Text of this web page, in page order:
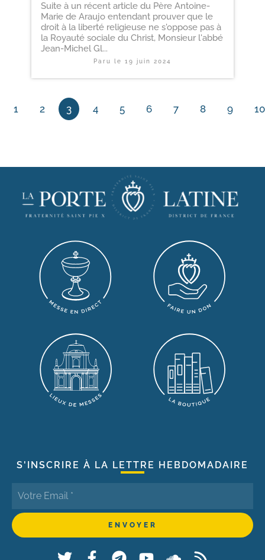
Suite à un récent article du Père Antoine-
Marie de Araujo entendant prouver que le
droit à la liberté religieuse ne s'oppose pas à
la Royauté sociale du Christ, Monsieur l'abbé
Jean-Michel Gl...
Paru le 19 juin 2024
1 2 3 4 5 6 7 8 9 10
S'INSCRIRE À LA LETTRE HEBDOMADAIRE